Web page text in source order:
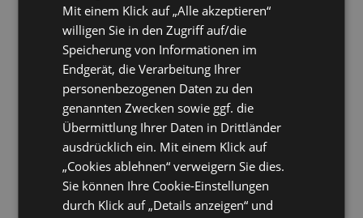
Mit einem Klick auf „Alle akzeptieren“
willigen Sie in den Zugriff auf/die
Speicherung von Informationen im
Endgerät, die Verarbeitung Ihrer
personenbezogenen Daten zu den
genannten Zwecken sowie ggf. die
Übermittlung Ihrer Daten in Drittländer
ausdrücklich ein. Mit einem Klick auf
„Cookies ablehnen“ verweigern Sie dies.
Sie können Ihre Cookie-Einstellungen
durch Klick auf „Details anzeigen“ und